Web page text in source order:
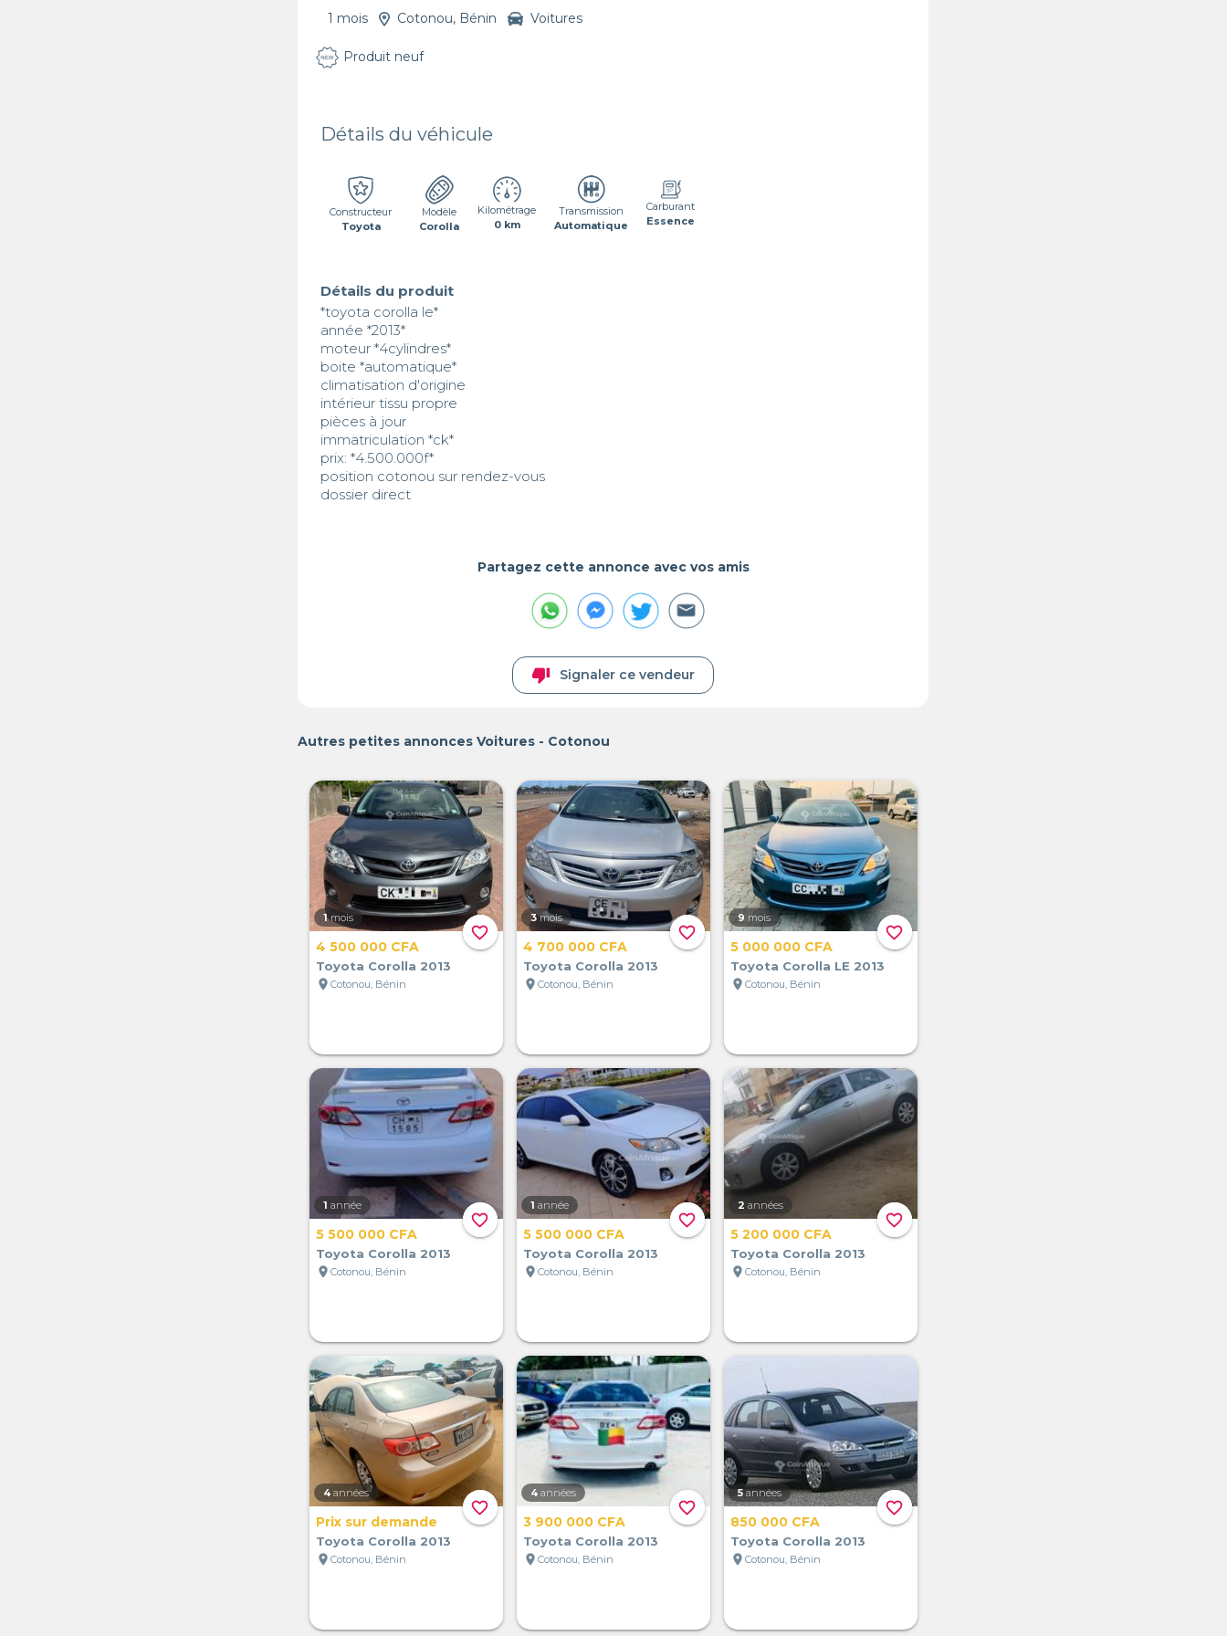
1 mois Cotonou, Bénin Voitures
Produit neuf
Détails du véhicule
Constructeur
Toyota
Modèle
Corolla
Kilométrage
0 km
Transmission
Automatique
Carburant
Essence
Détails du produit
*toyota corolla le*
année *2013*
moteur *4cylindres*
boite *automatique*
climatisation d'origine
intérieur tissu propre
pièces à jour
immatriculation *ck*
prix: *4.500.000f*
position cotonou sur rendez-vous
dossier direct
Partagez cette annonce avec vos amis
thumb_down Signaler ce vendeur
Autres petites annonces Voitures - Cotonou
favorite_border
1 mois
4 500 000 CFA
Toyota Corolla 2013
location_on Cotonou, Bénin
favorite_border
3 mois
4 700 000 CFA
Toyota Corolla 2013
location_on Cotonou, Bénin
favorite_border
9 mois
5 000 000 CFA
Toyota Corolla LE 2013
location_on Cotonou, Bénin
favorite_border
1 année
5 500 000 CFA
Toyota Corolla 2013
location_on Cotonou, Bénin
favorite_border
1 année
5 500 000 CFA
Toyota Corolla 2013
location_on Cotonou, Bénin
favorite_border
2 années
5 200 000 CFA
Toyota Corolla 2013
location_on Cotonou, Bénin
favorite_border
4 années
Prix sur demande
Toyota Corolla 2013
location_on Cotonou, Bénin
favorite_border
4 années
3 900 000 CFA
Toyota Corolla 2013
location_on Cotonou, Bénin
favorite_border
5 années
850 000 CFA
Toyota Corolla 2013
location_on Cotonou, Bénin